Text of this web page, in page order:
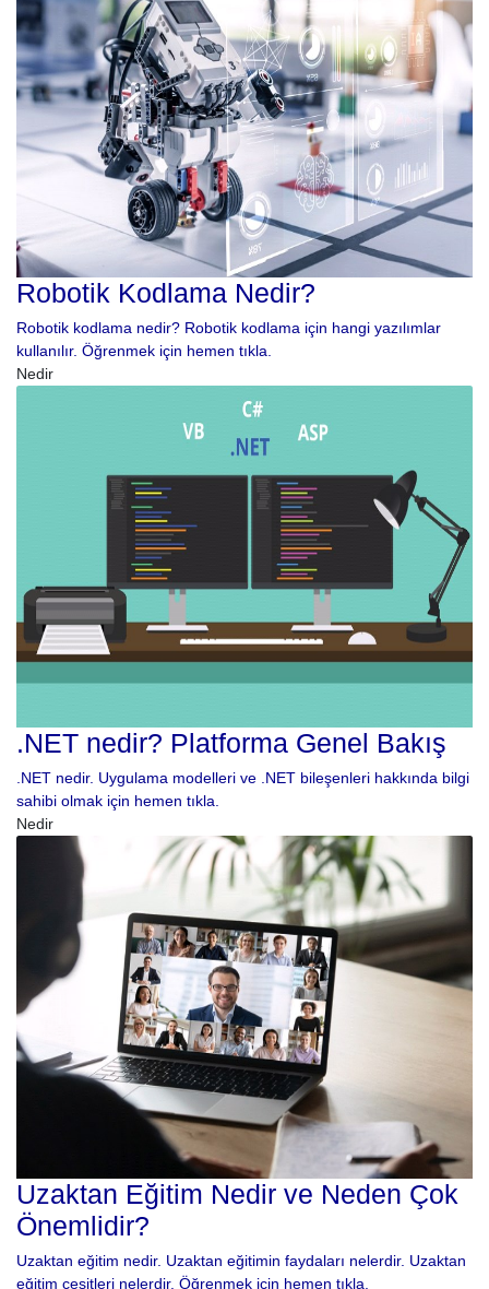
Robotik Kodlama Nedir?
Robotik kodlama nedir? Robotik kodlama için hangi yazılımlar
kullanılır. Öğrenmek için hemen tıkla.
Nedir
.NET nedir? Platforma Genel Bakış
.NET nedir. Uygulama modelleri ve .NET bileşenleri hakkında bilgi
sahibi olmak için hemen tıkla.
Nedir
Uzaktan Eğitim Nedir ve Neden Çok
Önemlidir?
Uzaktan eğitim nedir. Uzaktan eğitimin faydaları nelerdir. Uzaktan
eğitim çeşitleri nelerdir. Öğrenmek için hemen tıkla.